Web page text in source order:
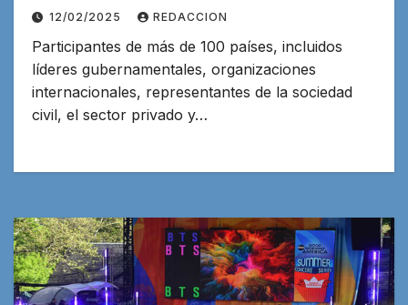
12/02/2025 REDACCION
Participantes de más de 100 países, incluidos
líderes gubernamentales, organizaciones
internacionales, representantes de la sociedad
civil, el sector privado y…